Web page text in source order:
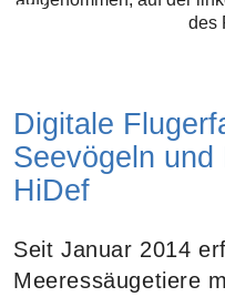
Digitale
Seevögeln
HiDef
Seit Januar 2014
Meeres­säugetiere